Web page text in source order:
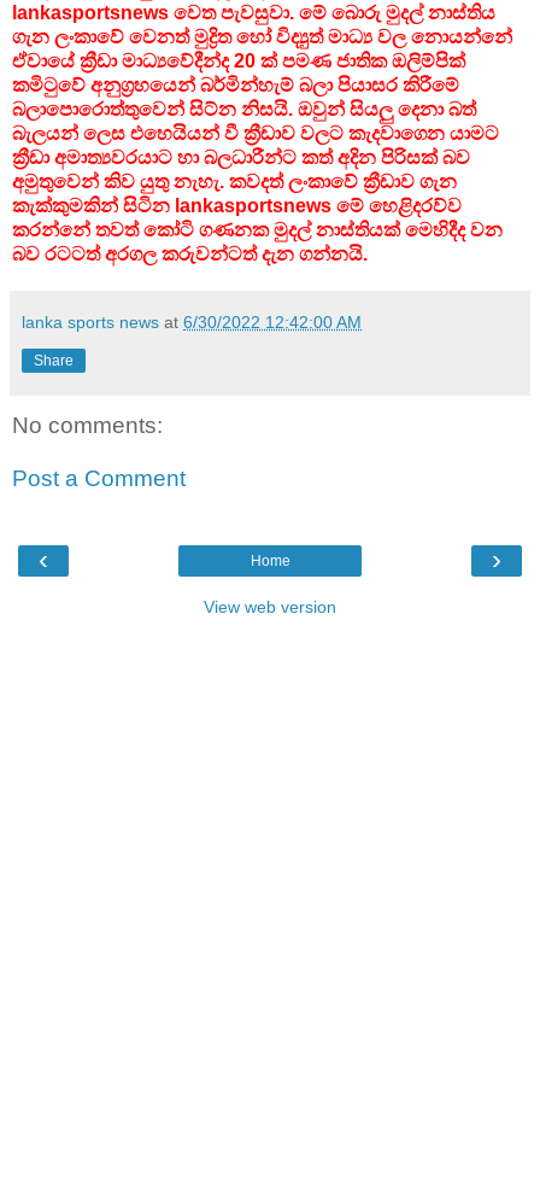
lankasportsnews වෙත පැවසුවා. මේ බොරු මුදල් නාස්තිය
ගැන ලංකාවේ වෙනත් මුද්‍රිත හෝ විද්‍යුත් මාධ්‍ය වල නොයන්නේ
ඒවායේ ක්‍රීඩා මාධ්‍යවේදීන්ද 20 ක් පමණ ජාතික ඔලිම්පික්
කමිටුවේ අනුග්‍රහයෙන් බර්මින්හැම් බලා පියාසර කිරීමේ
බලාපොරොත්තුවෙන් සිට්න නිසයි. ඔවුන් සියලු දෙනා බත්
බැලයන් ලෙස එහෙයියන් වී ක්‍රීඩාව වලට කැදවාගෙන යාමට
ක්‍රීඩා අමාත්‍යවරයාට හා බලධාරීන්ට කත් අදින පිරිසක් බව
අමුතුවෙන් කිව යුතු නැහැ. කවදත් ලංකාවේ ක්‍රීඩාව ගැන
කැක්කුමකින් සිටින lankasportsnews මේ හෙළිදරව්ව
කරන්නේ තවත් කෝටි ගණනක මුදල් නාස්තියක් මෙහිදීද වන
බව රටටත් අරගල කරුවන්ටත් දැන ගන්නයි.
lanka sports news at 6/30/2022 12:42:00 AM
Share
No comments:
Post a Comment
‹ ›
Home
View web version